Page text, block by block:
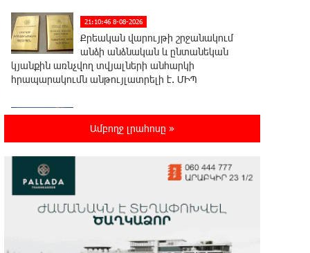
21:10:46 8-08-2026
Քրեական վարույթի շրջանակում
անձի անձնական և ընտանեկան
կյանքին առնչվող տվյալների անհարկի
հրապարակումն անթույլատրելի է. ՄԻՊ
20:51:38 8-08-2026
Զելենսկին ու Վուչիչը քննարկել են
համագործակցությունն
ընդլայնելու հնարավորությունները
Հրդեհի ահազանգ Սայաթ-Նովա
պողոտայում. շենքից տարհանվել է
Ամբողջ լրահոսը »